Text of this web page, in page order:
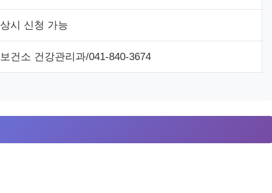
상시 신청 가능
보건소 건강관리과/041-840-3674